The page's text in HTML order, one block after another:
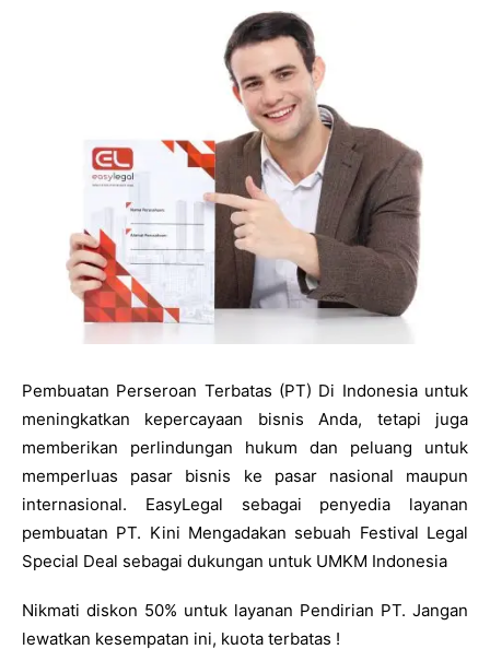
Pembuatan Perseroan Terbatas (PT) Di Indonesia untuk
meningkatkan kepercayaan bisnis Anda, tetapi juga
memberikan perlindungan hukum dan peluang untuk
memperluas pasar bisnis ke pasar nasional maupun
internasional. EasyLegal sebagai penyedia layanan
pembuatan PT. Kini Mengadakan sebuah Festival Legal
Special Deal sebagai dukungan untuk UMKM Indonesia
Nikmati diskon 50% untuk layanan Pendirian PT. Jangan
lewatkan kesempatan ini, kuota terbatas !